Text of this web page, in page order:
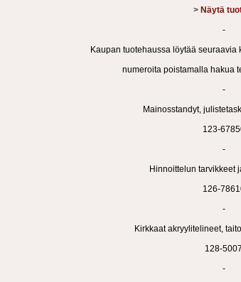
> Näytä
-
Kaupan tuotehaussa löytää
numeroita poistamalla hakua
-
Mainosstandyt,
123-
-
Hinnoittelun tarvikkeet
126-
-
Kirkkaat akryylitelineet,
128-5007
-